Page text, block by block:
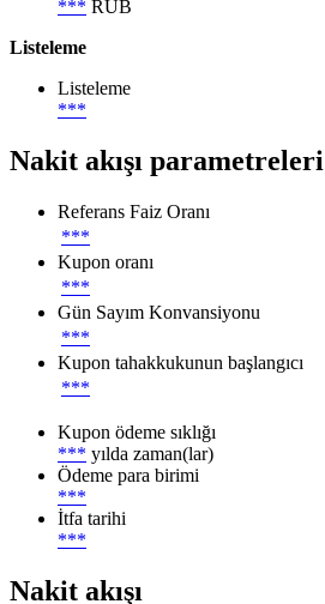
*** RUB
Listeleme
Listeleme
***
Nakit akışı parametreleri
Referans Faiz Oranı
***
Kupon oranı
***
Gün Sayım Konvansiyonu
***
Kupon tahakkukunun başlangıcı
***
Kupon ödeme sıklığı
*** yılda zaman(lar)
Ödeme para birimi
***
İtfa tarihi
***
Nakit akışı